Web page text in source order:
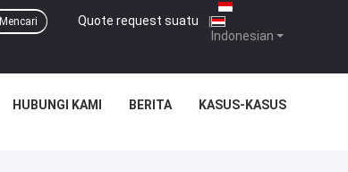
Indonesian
Quote request suatu |
Mencari
HUBUNGI KAMI BERITA KASUS-KASUS